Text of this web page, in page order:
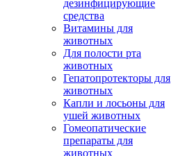
дезинфицирующие
средства
Витамины для
животных
Для полости рта
животных
Гепатопротекторы для
животных
Капли и лосьоны для
ушей животных
Гомеопатические
препараты для
животных